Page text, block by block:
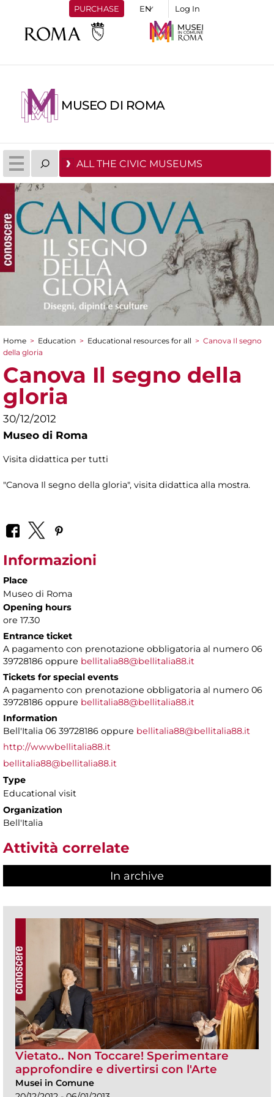
PURCHASE Log In
MUSEO DI ROMA
ALL THE CIVIC MUSEUMS
You are here
Home > Education > Educational resources for all > Canova Il segno
della gloria
Canova Il segno della
gloria
30/12/2012
Museo di Roma
Visita didattica per tutti
"Canova Il segno della gloria", visita didattica alla mostra.
Informazioni
Place
Museo di Roma
Opening hours
ore 17.30
Entrance ticket
A pagamento con prenotazione obbligatoria al numero 06
39728186 oppure bellitalia88@bellitalia88.it
Tickets for special events
A pagamento con prenotazione obbligatoria al numero 06
39728186 oppure bellitalia88@bellitalia88.it
Information
Bell'Italia 06 39728186 oppure bellitalia88@bellitalia88.it
http://wwwbellitalia88.it
bellitalia88@bellitalia88.it
Type
Educational visit
Organization
Bell'Italia
Attività correlate
In archive
Vietato.. Non Toccare! Sperimentare
approfondire e divertirsi con l'Arte
Musei in Comune